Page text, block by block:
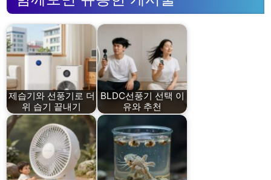
제습기와 선풍기로 더
위 습기 끝내기
BLDC선풍기 선택 이
유와 추천